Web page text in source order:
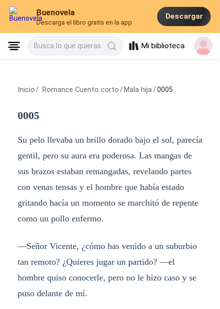
Buenovela
Descarga el libro gratis en la app
Descargar
Busca lo que quieras Mi biblioteca
Inicio / Romance Cuento corto / Mala hija /0005
0005
Su pelo llevaba un brillo dorado bajo el sol, parecía
gentil, pero su aura era poderosa. Las mangas de
sus brazos estaban remangadas, revelando partes
con venas tensas y el hombre que había estado
gritando hacía un momento se marchitó de repente
como un pollo enfermo.
—Señor Vicente, ¿cómo has venido a un suburbio
tan remoto? ¿Quieres jugar un partido? —el
hombre quiso conocerle, pero no le hizo caso y se
puso delante de mí.